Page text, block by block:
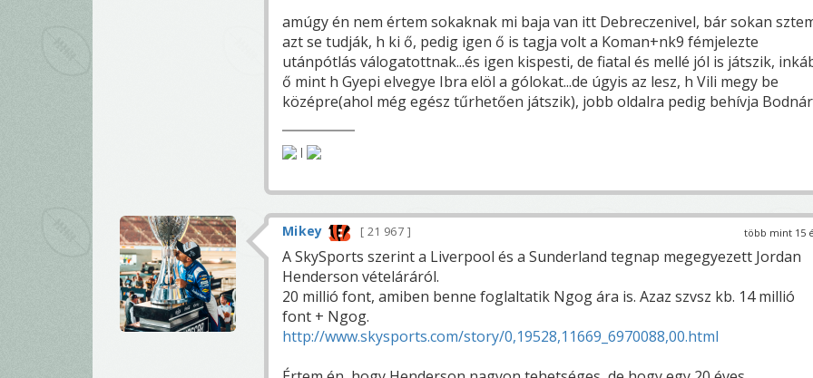
amúgy én nem értem sokaknak mi baja van itt Debreczenivel, bár sokan
azt se tudják, h ki ő, pedig igen ő is tagja volt a Koman+nk9 fémjelezte
utánpótlás válogatottnak...és igen kispesti, de fiatal és mellé jól is játszik,
ő mint h Gyepi elvegye Ibra elöl a gólokat...de úgyis az lesz, h Vili megy be
középre(ahol még egész tűrhetően játszik), jobb oldalra pedig behívja
|
több mint 15
Mikey 21 967
A SkySports szerint a Liverpool és a Sunderland tegnap megegyezett Jordan
Henderson vételáráról.
20 millió font, amiben benne foglaltatik Ngog ára is. Azaz szvsz kb. 14 millió
font + Ngog.
http://www.skysports.com/story/0,19528,11669_6970088,00.html